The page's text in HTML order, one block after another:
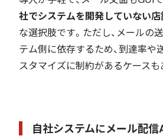
社でシステムを開発していない店
な選択肢です。ただし、メールの
テム側に依存するため、到達率や
スタマイズに制約があるケースも
自社システムにメール配